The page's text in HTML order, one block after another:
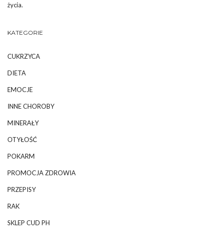
życia.
KATEGORIE
CUKRZYCA
DIETA
EMOCJE
INNE CHOROBY
MINERAŁY
OTYŁOŚĆ
POKARM
PROMOCJA ZDROWIA
PRZEPISY
RAK
SKLEP CUD PH